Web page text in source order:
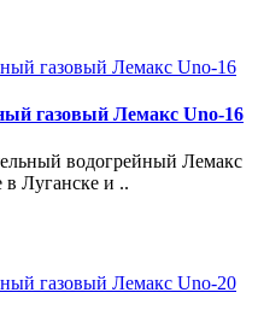
газовый Лемакс Uno-16
водогрейный Лемакс
Луганске и ..